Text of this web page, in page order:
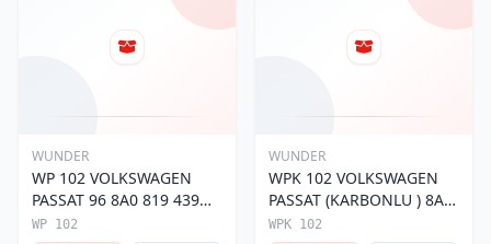
WUNDER
WP 102 VOLKSWAGEN
PASSAT 96 8A0 819 439
Polen Filtresi
WP 102
WUNDER
WPK 102 VOLKSWAGEN
PASSAT (KARBONLU ) 8A0
819 439B Polen Filtresi
WPK 102